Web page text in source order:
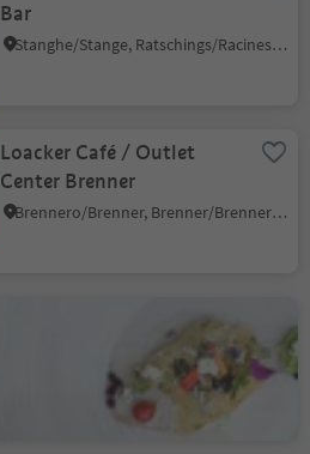
Bar
Stanghe/Stange, Ratschings/Racines, Sterzing/Vipiteno and environs
Loacker Café / Outlet
Center Brenner
Brennero/Brenner, Brenner/Brennero, Sterzing/Vipiteno and environs